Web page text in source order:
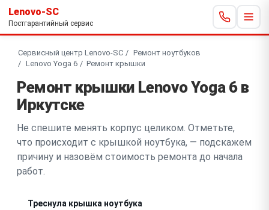
Lenovo-SC
Постгарантийный сервис
Сервисный центр Lenovo-SC
Ремонт ноутбуков
Lenovo Yoga 6
Ремонт крышки
Ремонт крышки Lenovo Yoga 6 в
Иркутске
Не спешите менять корпус целиком. Отметьте,
что происходит с крышкой ноутбука, — подскажем
причину и назовём стоимость ремонта до начала
работ.
Треснула крышка ноутбука